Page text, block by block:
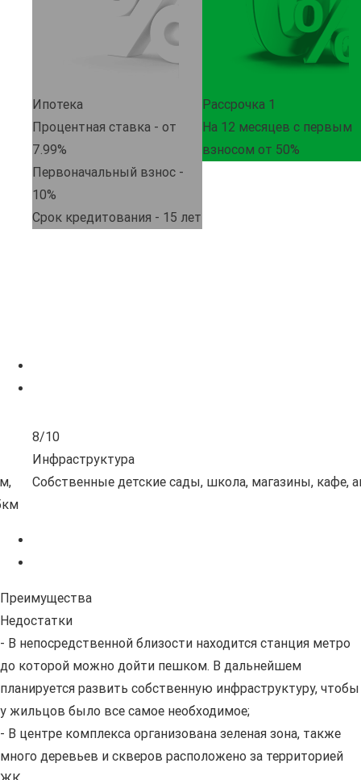
Ипотека
Процентная ставка - от
7.99%
Первоначальный взнос -
10%
Срок кредитования - 15 лет
Рассрочка 1
На 12 месяцев с первым
взносом от 50%
6/10
Экология
Рядом с комплексом нет зеленых зон, недалеко
Преимущества
Недостатки
- В непосредственной близости находится станция метро
до которой можно дойти пешком. В дальнейшем
планируется развить собственную инфраструктуру, чтобы
у жильцов было все самое необходимое;
- В центре комплекса организована зеленая зона, также
много деревьев и скверов расположено за территорией